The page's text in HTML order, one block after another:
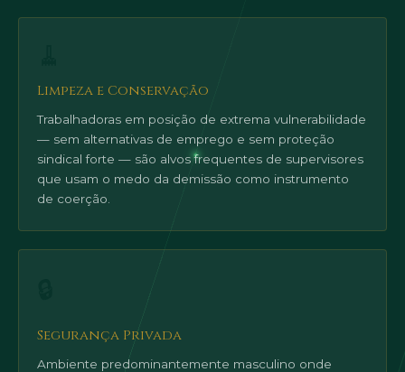
Limpeza e Conservação
Trabalhadoras em posição de extrema vulnerabilidade
— sem alternativas de emprego e sem proteção
sindical forte — são alvos frequentes de supervisores
que usam o medo da demissão como instrumento
de coerção.
Segurança Privada
Ambiente predominantemente masculino onde